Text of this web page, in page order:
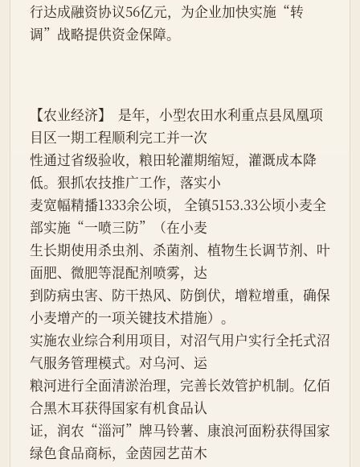
行达成融资协议56亿元，为企业加快实施“转
调”战略提供资金保障。
【农业经济】  是年，小型农田水利重点县凤凰项
目区一期工程顺利完工并一次
性通过省级验收，粮田轮灌期缩短，灌溉成本降
低。狠抓农技推广工作，落实小
麦宽幅精播1333余公顷， 全镇5153.33公顷小麦全
部实施“一喷三防”（在小麦
生长期使用杀虫剂、杀菌剂、植物生长调节剂、叶
面肥、微肥等混配剂喷雾，达
到防病虫害、防干热风、防倒伏，增粒增重，确保
小麦增产的一项关键技术措施）。
实施农业综合利用项目，对沼气用户实行全托式沼
气服务管理模式。对乌河、运
粮河进行全面清淤治理，完善长效管护机制。亿佰
合黑木耳获得国家有机食品认
证，润农“淄河”牌马铃薯、康浪河面粉获得国家
绿色食品商标，金茵园艺苗木